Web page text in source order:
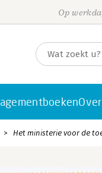
Op
Het ministerie voor de